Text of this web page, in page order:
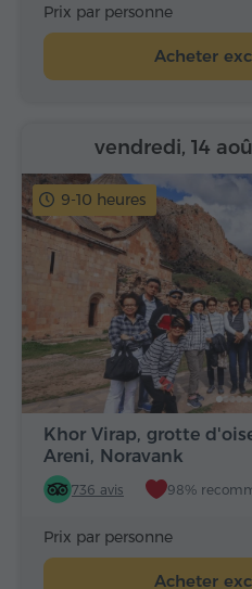
Prix par personne
Acheter
9-10 heures
Khor Virap, grotte
Areni, Noravank
736 avis 98%
vendredi, 14
Prix par personne
Acheter